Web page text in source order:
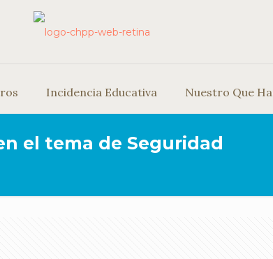
Incidencia Educativa Nuestro Que
el tema de Seguridad